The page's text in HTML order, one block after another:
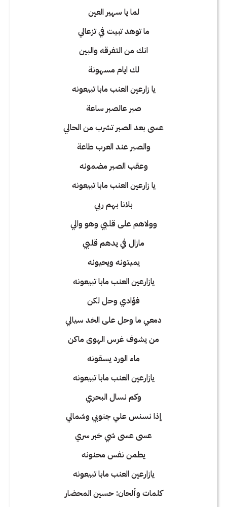
لما يا سهير العين
ما توهد تبيت في تزعالي
انك من التفرقه والبين
لك ايام مسهونة
يا زارعين العنب مابا تبيعونه
صبر عالصبر ساعة
عسى بعد الصبر تشرب من الحالي
والصبر عند العرب طاعة
وعقب الصبر مضمونه
يا زارعين العنب مابا تبيعونه
بلانا بهم ربي
وولاهم على قلبي وهو والي
مازال في يدهم قلبي
يميتونه ويحيونه
يازارعين العنب مابا تبيعونه
فؤادي وحل لكن
دمعي ما وحل على الخد سيالي
من يشوف غرس الهوى ماكن
ماء الورد يسقونه
يازارعين العنب مابا تبيعونه
وكم نسال البحري
إذا نسنس علي جنوبي وشمالي
عسى عسى شي خبر سري
يطمن نفس محنونه
يازارعين العنب مابا تبيعونه
كلمات وألحان: حسين المحضار